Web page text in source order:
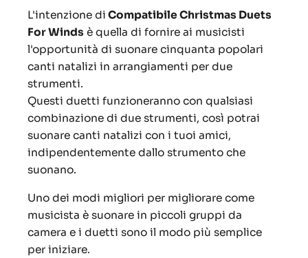
L'intenzione di Compatibile Christmas Duets
For Winds è quella di fornire ai musicisti
l'opportunità di suonare cinquanta popolari
canti natalizi in arrangiamenti per due
strumenti.
Questi duetti funzioneranno con qualsiasi
combinazione di due strumenti, così potrai
suonare canti natalizi con i tuoi amici,
indipendentemente dallo strumento che
suonano.
Uno dei modi migliori per migliorare come
musicista è suonare in piccoli gruppi da
camera e i duetti sono il modo più semplice
per iniziare.